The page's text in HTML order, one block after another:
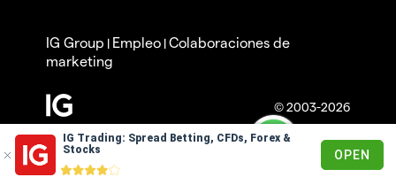
IG Trading: Spread Betting, CFDs, Forex &
Stocks
OPEN
© 2003-2026
IG Group | Empleo |Colaboraciones de
marketing